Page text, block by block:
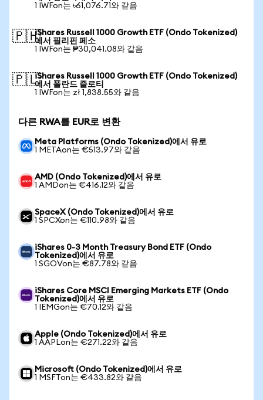
1 IWFon는 ৳61,076.71와 같음
🇵🇭iShares Russell 1000 Growth ETF (Ondo Tokenized)
에서 필리핀 페소
1 IWFon는 ₱30,041.08와 같음
🇵🇱iShares Russell 1000 Growth ETF (Ondo Tokenized)
에서 폴란드 즐로티
1 IWFon는 zł 1,838.55와 같음
다른 RWA를 EUR로 변환
Meta Platforms (Ondo Tokenized)에서 유로
1 METAon는 €513.97와 같음
AMD (Ondo Tokenized)에서 유로
1 AMDon는 €416.12와 같음
SpaceX (Ondo Tokenized)에서 유로
1 SPCXon는 €110.98와 같음
iShares 0-3 Month Treasury Bond ETF (Ondo
Tokenized)에서 유로
1 SGOVon는 €87.78와 같음
iShares Core MSCI Emerging Markets ETF (Ondo
Tokenized)에서 유로
1 IEMGon는 €70.12와 같음
Apple (Ondo Tokenized)에서 유로
1 AAPLon는 €271.22와 같음
Microsoft (Ondo Tokenized)에서 유로
1 MSFTon는 €433.82와 같음